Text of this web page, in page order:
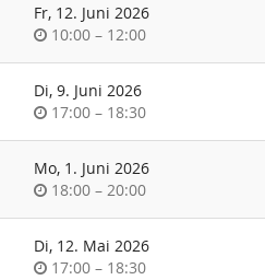
Fr, 12. Juni 2026
Uhrzeit
10:00 –bis
12:00
Di, 9. Juni 2026
Uhrzeit
17:00 –bis
18:30
Mo, 1. Juni 2026
Uhrzeit
18:00 –bis
20:00
Di, 12. Mai 2026
Uhrzeit
17:00 –bis
18:30